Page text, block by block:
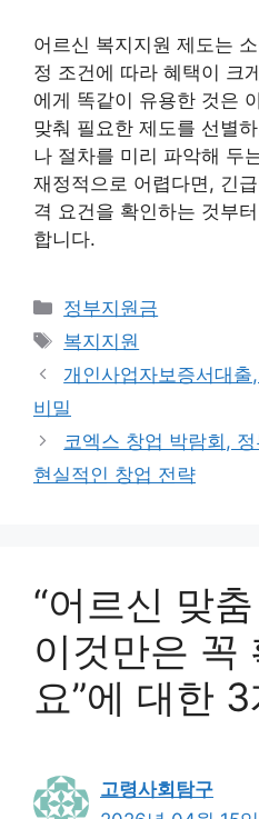
어르신 복지지원 제도는
정 조건에 따라 혜택이 크
에게 똑같이 유용한 것은
맞춰 필요한 제도를 선별
나 절차를 미리 파악해 두
재정적으로 어렵다면, 긴
격 요건을 확인하는 것부
합니다.
카
테
고
리
정부지원금
태
그
복지지원
개인사업자보증서대
비밀
코엑스 창업 박람회,
현실적인 창업 전략
“어르신 맞
이것만은 꼭
요”에 대한
고령사회탐구